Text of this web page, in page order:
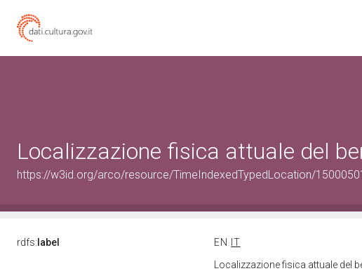
Localizzazione fisica attuale del
https://w3id.org/arco/resource/TimeIndexedTypedLocation/
rdfs: label EN
IT
Localizzazione fisica attuale del